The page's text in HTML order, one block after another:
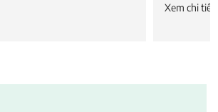
Xem chi tiết